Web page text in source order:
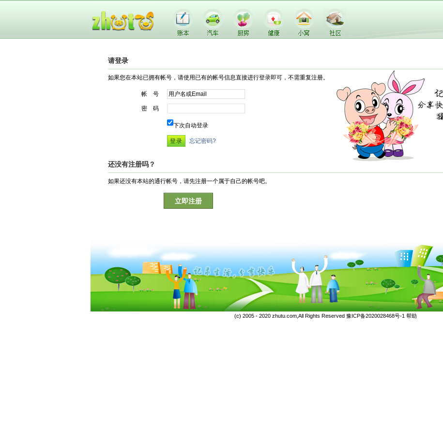
请登录
如果您在本站已拥有帐号，请使用已有的帐号信息直接进行登录即可，不需重复注册。
帐 号
密 码
下次自动登录
忘记密码?
还没有注册吗？
如果还没有本站的通行帐号，请先注册一个属于自己的帐号吧。
立即注册
(c) 2005 - 2020 zhutu.com,All Rights Reserved 豫ICP备2020028468号-1 帮助